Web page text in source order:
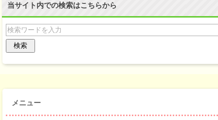
当サイト内での検索はこちらから
メニュー